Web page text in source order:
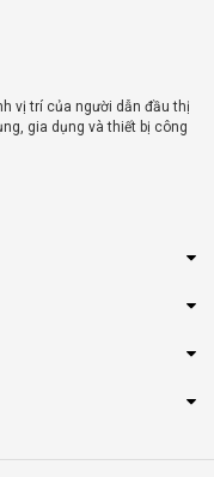
vị trí của người dẫn đầu thị
gia dụng và thiết bị công